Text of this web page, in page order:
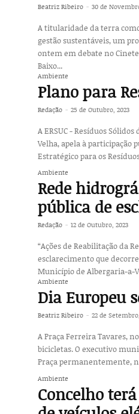
Beatriz Ribeiro - 30 de
A titularidade da terra
gestão sustentáveis, um
ontem em debate no
Baixo...
Ambiente
Plano para
Redação - 25 de Outubro, 2023
A ERSUC - Resíduos
Velha, apela à participação
Estratégico para os
Ambiente
Rede
pública de
Redação - 12 de Outubro, 2023
“Ações de Reabilitação da
esclarecimento que
Município de Albergaria-a-
Ambiente
Dia Europeu
Beatriz Ribeiro - 22 de
A Praça Ferreira Tavares,
bicicletas. O executivo
Ambiente
Concelho